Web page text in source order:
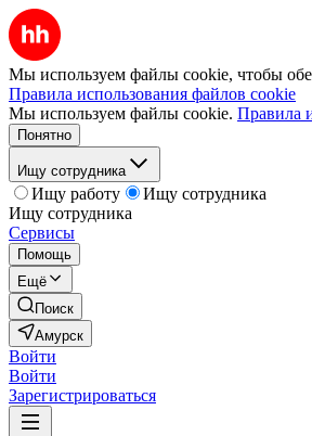
Мы используем файлы cookie, чтобы
Правила использования файлов cookie
Мы используем файлы cookie. Правила
Понятно
Ищу сотрудника
Ищу работу
Ищу сотрудника
Ищу сотрудника
Сервисы
Помощь
Ещё
Поиск
Амурск
Войти
Войти
Зарегистрироваться